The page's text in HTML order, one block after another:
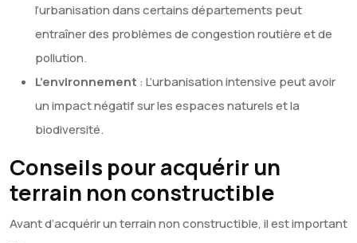
l’urbanisation dans certains départements peut
entraîner des problèmes de congestion routière et de
pollution.
L’environnement : L’urbanisation intensive peut avoir
un impact négatif sur les espaces naturels et la
biodiversité.
Conseils pour acquérir un
terrain non constructible
Avant d’acquérir un terrain non constructible, il est important